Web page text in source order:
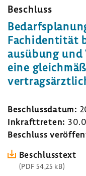
hier:
Beschluss
Fach­i­den­tität
aus­übung und
eine
Beschluss­datum:
Inkraft­treten:
Beschluss
Beschluss­text
(PDF 54,25 kB)